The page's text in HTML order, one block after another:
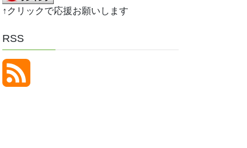
↑クリックで応援お願いします
RSS